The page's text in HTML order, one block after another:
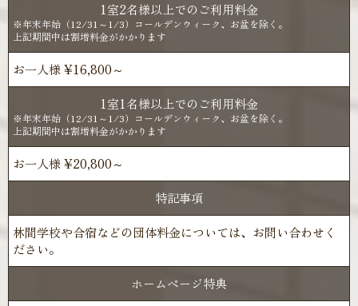
1室2名様以上でのご利用料金
※年末年始（12/31～1/3）コールデンウィーク、お盆を除く。
上記期間中は割増料金がかかります
お一人様 ¥16,800～
1室1名様以上でのご利用料金
※年末年始（12/31～1/3）コールデンウィーク、お盆を除く。
上記期間中は割増料金がかかります
お一人様 ¥20,800～
特記事項
林間学校や合宿などの団体料金については、お問い合わせく
ださい。
ホームページ特典